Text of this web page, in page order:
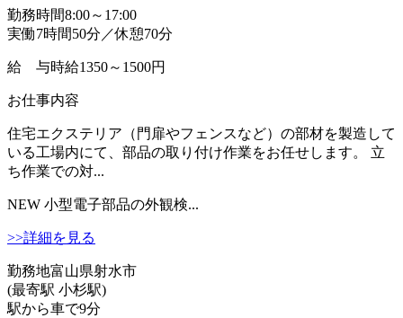
勤務時間8:00～17:00
実働7時間50分／休憩70分
給 与時給1350～1500円
お仕事内容
住宅エクステリア（門扉やフェンスなど）の部材を製造して
いる工場内にて、部品の取り付け作業をお任せします。 立
ち作業での対...
NEW 小型電子部品の外観検...
>>詳細を見る
勤務地富山県射水市
(最寄駅 小杉駅)
駅から車で9分